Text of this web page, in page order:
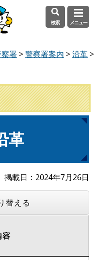
検索 メニュー
署>警察署案内 >沿革>
革
掲載日 2024年7月26日
替える
容